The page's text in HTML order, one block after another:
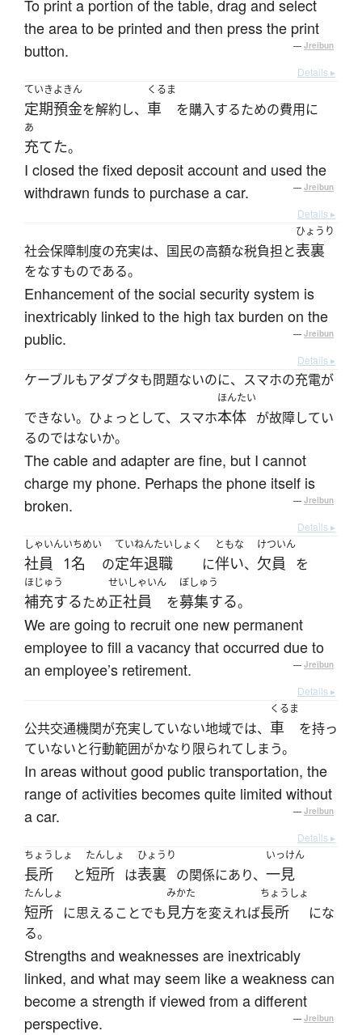
To print a portion of the table, drag and select
the area to be printed and then press the print
button.
— Jreibun
Details ▸
ていきよきん
定期預金を解約し、
くるま
車 を購入するための費用に
あ
充てた。
I closed the fixed deposit account and used the
withdrawn funds to purchase a car.
— Jreibun
Details ▸
社会保障制度の充実は、国民の高額な税負担と
ひょうり
表裏
をなすものである。
Enhancement of the social security system is
inextricably linked to the high tax burden on the
public.
— Jreibun
Details ▸
ケーブルもアダプタも問題ないのに、スマホの充電が
できない。ひょっとして、スマホ
ほんたい
本体 が故障してい
るのではないか。
The cable and adapter are fine, but I cannot
charge my phone. Perhaps the phone itself is
broken.
— Jreibun
Details ▸
しゃいん
社員
いちめい
1名 の
ていねんたいしょく
定年退職 に
ともな
伴い、
けついん
欠員 を
ほじゅう
補充するため
せいしゃいん
正社員 を
ぼしゅう
募集する。
We are going to recruit one new permanent
employee to fill a vacancy that occurred due to
an employee’s retirement.
— Jreibun
Details ▸
公共交通機関が充実していない地域では、
くるま
車
を持っ
ていないと行動範囲がかなり限られてしまう。
In areas without good public transportation, the
range of activities becomes quite limited without
a car.
— Jreibun
Details ▸
ちょうしょ
長所 と
たんしょ
短所 は
ひょうり
表裏 の関係にあり、
いっけん
一見
たんしょ
短所 に思えることでも
みかた
見方を変えれば
ちょうしょ
長所
にな
る。
Strengths and weaknesses are inextricably
linked, and what may seem like a weakness can
become a strength if viewed from a different
perspective.
— Jreibun